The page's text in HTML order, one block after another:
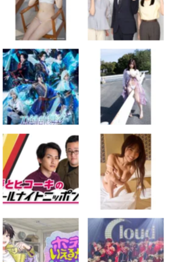
スギちゃん
太賀 岩崎一則
芝大輔